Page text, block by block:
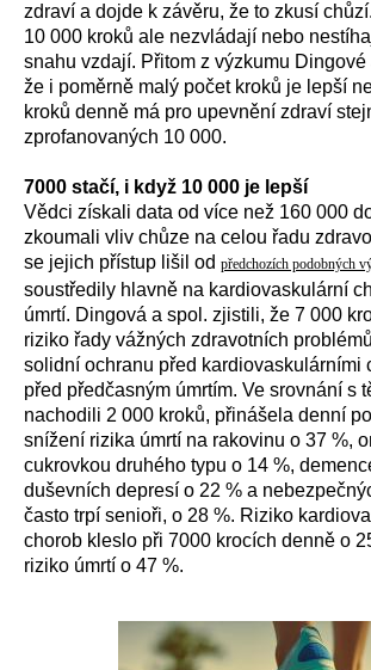
zdraví a dojde k závěru, že to zkusí
10 000 kroků ale nezvládají nebo
snahu vzdají. Přitom z výzkumu Dingové
že i poměrně malý počet kroků je lepší
kroků denně má pro upevnění zdraví
zprofanovaných 10 000.
7000 stačí, i když 10 000 je lepší
Vědci získali data od více než 160 000
zkoumali vliv chůze na celou řadu
se jejich přístup lišil od předchozích podobných
soustředily hlavně na kardiovaskulární
úmrtí. Dingová a spol. zjistili, že 7 000
riziko řady vážných zdravotních
solidní ochranu před kardiovaskulárními
před předčasným úmrtím. Ve srovnání s
nachodili 2 000 kroků, přinášela denní
snížení rizika úmrtí na rakovinu o 37 %,
cukrovkou druhého typu o 14 %,
duševních depresí o 22 % a
často trpí senioři, o 28 %. Riziko
chorob kleslo při 7000 krocích denně o
riziko úmrtí o 47 %.